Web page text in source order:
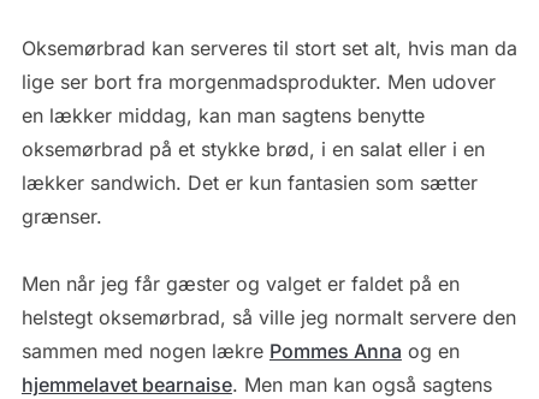
Oksemørbrad kan serveres til stort set alt, hvis man da
lige ser bort fra morgenmadsprodukter. Men udover
en lækker middag, kan man sagtens benytte
oksemørbrad på et stykke brød, i en salat eller i en
lækker sandwich. Det er kun fantasien som sætter
grænser.
Men når jeg får gæster og valget er faldet på en
helstegt oksemørbrad, så ville jeg normalt servere den
sammen med nogen lækre Pommes Anna og en
hjemmelavet bearnaise. Men man kan også sagtens